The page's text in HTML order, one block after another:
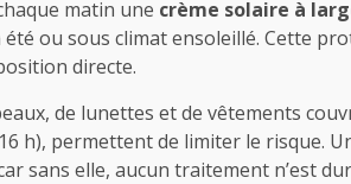
matin une crème solaire à
été ou sous climat ensoleillé. Cette
directe.
de lunettes et de vêtements
h), permettent de limiter le risque.
sans elle, aucun traitement n’est